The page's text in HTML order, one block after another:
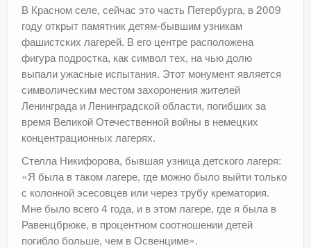
В Красном селе, сейчас это часть Петербурга, в 2009
году открыт памятник детям-бывшим узникам
фашистских лагерей. В его центре расположена
фигура подростка, как символ тех, на чью долю
выпали ужасные испытания. Этот монумент является
символическим местом захоронения жителей
Ленинграда и Ленинградской области, погибших за
время Великой Отечественной войны в немецких
концентрационных лагерях.
Стелла Никифорова, бывшая узница детского лагеря:
«Я была в таком лагере, где можно было выйти только
с колонной эсесовцев или через трубу крематория.
Мне было всего 4 года, и в этом лагере, где я была в
Равенцбрюке, в процентном соотношении детей
погибло больше, чем в Освенциме».